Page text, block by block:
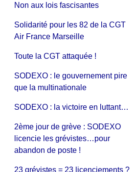
Non aux lois fascisantes
Solidarité pour les 82 de la CGT
Air France Marseille
Toute la CGT attaquée !
SODEXO : le gouvernement pire
que la multinationale
SODEXO : la victoire en luttant…
2ème jour de grève : SODEXO
licencie les grévistes…pour
abandon de poste !
23 grévistes = 23 licenciements ?